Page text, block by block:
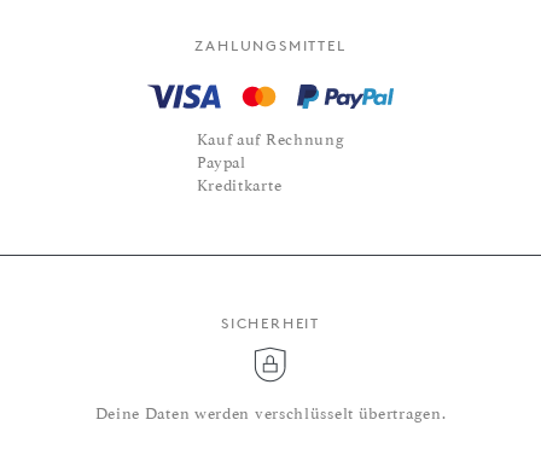
ZAHLUNGSMITTEL
Kauf auf Rechnung
Paypal
Kreditkarte
SICHERHEIT
Deine Daten werden verschlüsselt übertragen.